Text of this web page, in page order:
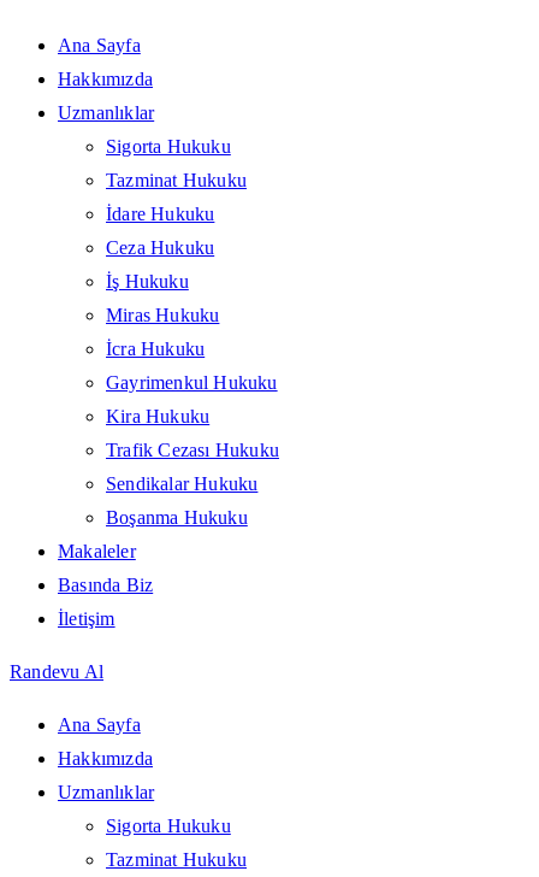
Ana Sayfa
Hakkımızda
Uzmanlıklar
Sigorta Hukuku
Tazminat Hukuku
İdare Hukuku
Ceza Hukuku
İş Hukuku
Miras Hukuku
İcra Hukuku
Gayrimenkul Hukuku
Kira Hukuku
Trafik Cezası Hukuku
Sendikalar Hukuku
Boşanma Hukuku
Makaleler
Basında Biz
İletişim
Randevu Al
Ana Sayfa
Hakkımızda
Uzmanlıklar
Sigorta Hukuku
Tazminat Hukuku